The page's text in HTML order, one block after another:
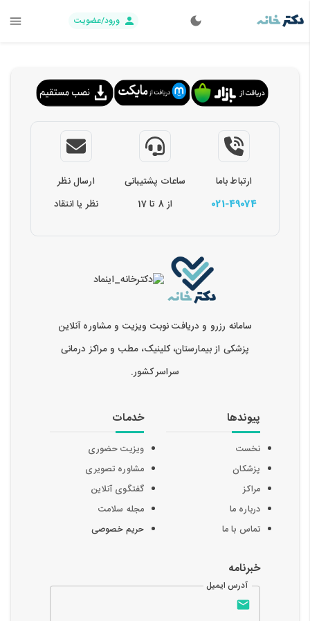
ورود/عضویت
ارتباط باما
021-49074
ساعات پشتیبانی
از 8 تا 17
ارسال نظر
نظر یا انتقاد
سامانه رزرو و دریافت نوبت ویزیت و مشاوره آنلاین
پزشکی از بیمارستان، کلینیک، مطب و مراکز درمانی
سراسر کشور.
پیوندها
نخست
پزشکان
مراکز
درباره ما
تماس با ما
خدمات
ویزیت حضوری
مشاوره تصویری
گفتگوی آنلاین
مجله سلامت
حریم خصوصی
خبرنامه
آدرس ایمیل